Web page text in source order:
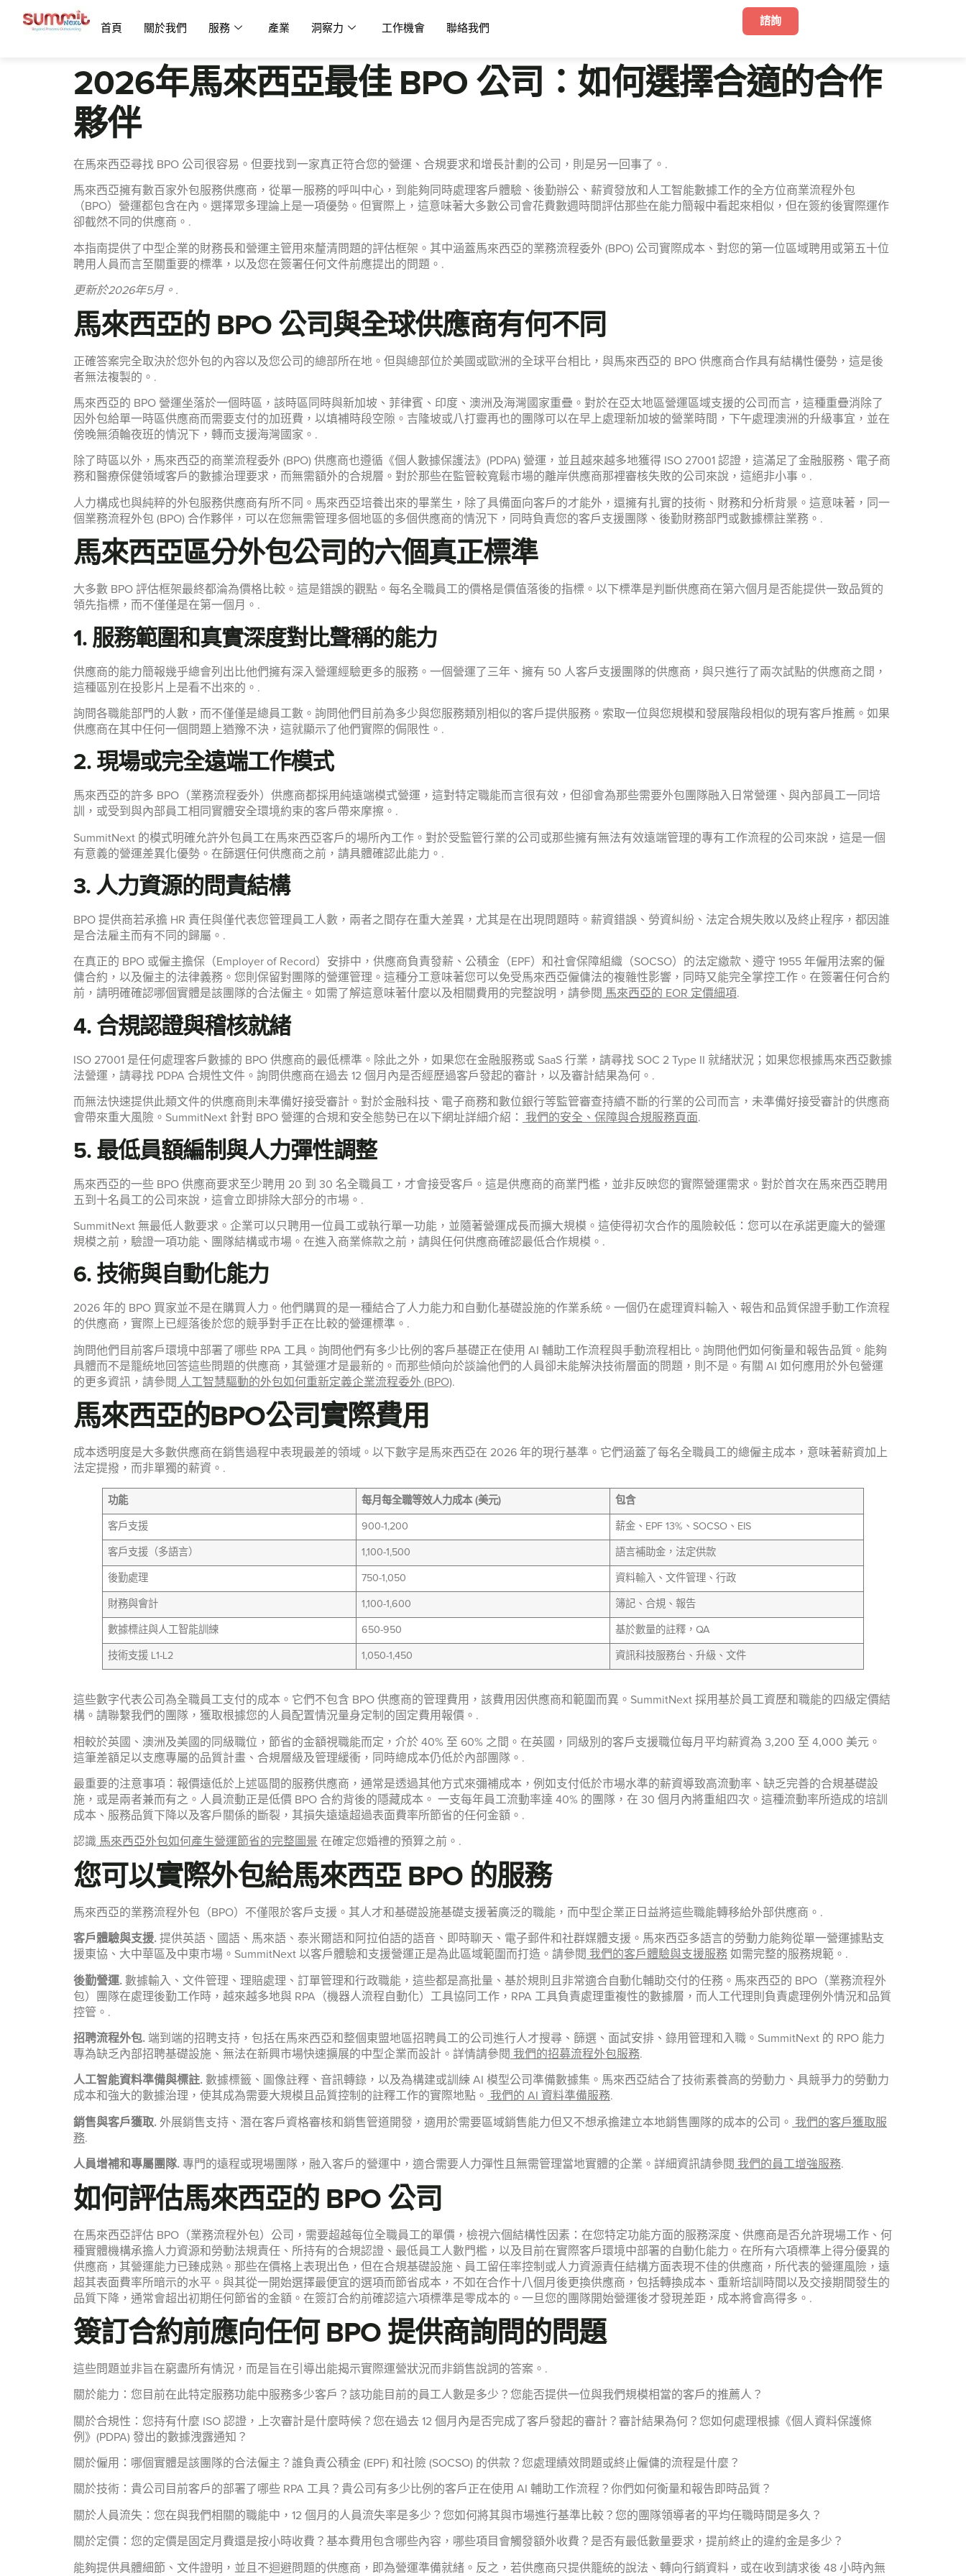
首頁 關於我們 服務 產業 洞察力 工作機會 聯絡我們
諮詢
2026年馬來西亞最佳 BPO 公司：如何選擇合適的合作
夥伴
在馬來西亞尋找 BPO 公司很容易。但要找到一家真正符合您的營運、合規要求和增長計劃的公司，則是另一回事了。.
馬來西亞擁有數百家外包服務供應商，從單一服務的呼叫中心，到能夠同時處理客戶體驗、後勤辦公、薪資發放和人工智能數據工作的全方位商業流程外包
（BPO）營運都包含在內。選擇眾多理論上是一項優勢。但實際上，這意味著大多數公司會花費數週時間評估那些在能力簡報中看起來相似，但在簽約後實際運作
卻截然不同的供應商。.
本指南提供了中型企業的財務長和營運主管用來釐清問題的評估框架。其中涵蓋馬來西亞的業務流程委外 (BPO) 公司實際成本、對您的第一位區域聘用或第五十位
聘用人員而言至關重要的標準，以及您在簽署任何文件前應提出的問題。.
更新於2026年5月。.
馬來西亞的 BPO 公司與全球供應商有何不同
正確答案完全取決於您外包的內容以及您公司的總部所在地。但與總部位於美國或歐洲的全球平台相比，與馬來西亞的 BPO 供應商合作具有結構性優勢，這是後
者無法複製的。.
馬來西亞的 BPO 營運坐落於一個時區，該時區同時與新加坡、菲律賓、印度、澳洲及海灣國家重疊。對於在亞太地區營運區域支援的公司而言，這種重疊消除了
因外包給單一時區供應商而需要支付的加班費，以填補時段空隙。吉隆坡或八打靈再也的團隊可以在早上處理新加坡的營業時間，下午處理澳洲的升級事宜，並在
傍晚無須輪夜班的情況下，轉而支援海灣國家。.
除了時區以外，馬來西亞的商業流程委外 (BPO) 供應商也遵循《個人數據保護法》(PDPA) 營運，並且越來越多地獲得 ISO 27001 認證，這滿足了金融服務、電子商
務和醫療保健領域客戶的數據治理要求，而無需額外的合規層。對於那些在監管較寬鬆市場的離岸供應商那裡審核失敗的公司來說，這絕非小事。.
人力構成也與純粹的外包服務供應商有所不同。馬來西亞培養出來的畢業生，除了具備面向客戶的才能外，還擁有扎實的技術、財務和分析背景。這意味著，同一
個業務流程外包 (BPO) 合作夥伴，可以在您無需管理多個地區的多個供應商的情況下，同時負責您的客戶支援團隊、後勤財務部門或數據標註業務。.
馬來西亞區分外包公司的六個真正標準
大多數 BPO 評估框架最終都淪為價格比較。這是錯誤的觀點。每名全職員工的價格是價值落後的指標。以下標準是判斷供應商在第六個月是否能提供一致品質的
領先指標，而不僅僅是在第一個月。.
1. 服務範圍和真實深度對比聲稱的能力
供應商的能力簡報幾乎總會列出比他們擁有深入營運經驗更多的服務。一個營運了三年、擁有 50 人客戶支援團隊的供應商，與只進行了兩次試點的供應商之間，
這種區別在投影片上是看不出來的。.
詢問各職能部門的人數，而不僅僅是總員工數。詢問他們目前為多少與您服務類別相似的客戶提供服務。索取一位與您規模和發展階段相似的現有客戶推薦。如果
供應商在其中任何一個問題上猶豫不決，這就顯示了他們實際的侷限性。.
2. 現場或完全遠端工作模式
馬來西亞的許多 BPO（業務流程委外）供應商都採用純遠端模式營運，這對特定職能而言很有效，但卻會為那些需要外包團隊融入日常營運、與內部員工一同培
訓，或受到與內部員工相同實體安全環境約束的客戶帶來摩擦。.
SummitNext 的模式明確允許外包員工在馬來西亞客戶的場所內工作。對於受監管行業的公司或那些擁有無法有效遠端管理的專有工作流程的公司來說，這是一個
有意義的營運差異化優勢。在篩選任何供應商之前，請具體確認此能力。.
3. 人力資源的問責結構
BPO 提供商若承擔 HR 責任與僅代表您管理員工人數，兩者之間存在重大差異，尤其是在出現問題時。薪資錯誤、勞資糾紛、法定合規失敗以及終止程序，都因誰
是合法雇主而有不同的歸屬。.
在真正的 BPO 或僱主擔保（Employer of Record）安排中，供應商負責發薪、公積金（EPF）和社會保障組織（SOCSO）的法定繳款、遵守 1955 年僱用法案的僱
傭合約，以及僱主的法律義務。您則保留對團隊的營運管理。這種分工意味著您可以免受馬來西亞僱傭法的複雜性影響，同時又能完全掌控工作。在簽署任何合約
前，請明確確認哪個實體是該團隊的合法僱主。如需了解這意味著什麼以及相關費用的完整說明，請參閱 馬來西亞的 EOR 定價細項.
4. 合規認證與稽核就緒
ISO 27001 是任何處理客戶數據的 BPO 供應商的最低標準。除此之外，如果您在金融服務或 SaaS 行業，請尋找 SOC 2 Type II 就緒狀況；如果您根據馬來西亞數據
法營運，請尋找 PDPA 合規性文件。詢問供應商在過去 12 個月內是否經歷過客戶發起的審計，以及審計結果為何。.
而無法快速提供此類文件的供應商則未準備好接受審計。對於金融科技、電子商務和數位銀行等監管審查持續不斷的行業的公司而言，未準備好接受審計的供應商
會帶來重大風險。SummitNext 針對 BPO 營運的合規和安全態勢已在以下網址詳細介紹：
我們的安全、保障與合規服務頁面.
5. 最低員額編制與人力彈性調整
馬來西亞的一些 BPO 供應商要求至少聘用 20 到 30 名全職員工，才會接受客戶。這是供應商的商業門檻，並非反映您的實際營運需求。對於首次在馬來西亞聘用
五到十名員工的公司來說，這會立即排除大部分的市場。.
SummitNext 無最低人數要求。企業可以只聘用一位員工或執行單一功能，並隨著營運成長而擴大規模。這使得初次合作的風險較低：您可以在承諾更龐大的營運
規模之前，驗證一項功能、團隊結構或市場。在進入商業條款之前，請與任何供應商確認最低合作規模。.
6. 技術與自動化能力
2026 年的 BPO 買家並不是在購買人力。他們購買的是一種結合了人力能力和自動化基礎設施的作業系統。一個仍在處理資料輸入、報告和品質保證手動工作流程
的供應商，實際上已經落後於您的競爭對手正在比較的營運標準。.
詢問他們目前客戶環境中部署了哪些 RPA 工具。詢問他們有多少比例的客戶基礎正在使用 AI 輔助工作流程與手動流程相比。詢問他們如何衡量和報告品質。能夠
具體而不是籠統地回答這些問題的供應商，其營運才是最新的。而那些傾向於談論他們的人員卻未能解決技術層面的問題，則不是。有關 AI 如何應用於外包營運
的更多資訊，請參閱 人工智慧驅動的外包如何重新定義企業流程委外 (BPO).
馬來西亞的BPO公司實際費用
成本透明度是大多數供應商在銷售過程中表現最差的領域。以下數字是馬來西亞在 2026 年的現行基準。它們涵蓋了每名全職員工的總僱主成本，意味著薪資加上
法定提撥，而非單獨的薪資。.
功能 每月每全職等效人力成本 (美元) 包含
客戶支援 900-1,200 薪金、EPF 13%、SOCSO、EIS
客戶支援（多語言） 1,100-1,500 語言補助金，法定供款
後勤處理 750-1,050 資料輸入、文件管理、行政
財務與會計 1,100-1,600 簿記、合規、報告
數據標註與人工智能訓練 650-950 基於數量的註釋，QA
技術支援 L1-L2 1,050-1,450 資訊科技服務台、升級、文件
這些數字代表公司為全職員工支付的成本。它們不包含 BPO 供應商的管理費用，該費用因供應商和範圍而異。SummitNext 採用基於員工資歷和職能的四級定價結
構。請聯繫我們的團隊，獲取根據您的人員配置情況量身定制的固定費用報價。.
相較於英國、澳洲及美國的同級職位，節省的金額視職能而定，介於 40% 至 60% 之間。在英國，同級別的客戶支援職位每月平均薪資為 3,200 至 4,000 美元。
這筆差額足以支應專屬的品質計畫、合規層級及管理緩衝，同時總成本仍低於內部團隊。.
最重要的注意事項：報價遠低於上述區間的服務供應商，通常是透過其他方式來彌補成本，例如支付低於市場水準的薪資導致高流動率、缺乏完善的合規基礎設
施，或是兩者兼而有之。人員流動正是低價 BPO 合約背後的隱藏成本。 一支每年員工流動率達 40% 的團隊，在 30 個月內將重組四次。這種流動率所造成的培訓
成本、服務品質下降以及客戶關係的斷裂，其損失遠遠超過表面費率所節省的任何金額。.
認識 馬來西亞外包如何產生營運節省的完整圖景 在確定您婚禮的預算之前。.
您可以實際外包給馬來西亞 BPO 的服務
馬來西亞的業務流程外包（BPO）不僅限於客戶支援。其人才和基礎設施基礎支援著廣泛的職能，而中型企業正日益將這些職能轉移給外部供應商。.
客戶體驗與支援. 提供英語、國語、馬來語、泰米爾語和阿拉伯語的語音、即時聊天、電子郵件和社群媒體支援。馬來西亞多語言的勞動力能夠從單一營運據點支
援東協、大中華區及中東市場。SummitNext 以客戶體驗和支援營運正是為此區域範圍而打造。請參閱 我們的客戶體驗與支援服務 如需完整的服務規範。.
後勤營運. 數據輸入、文件管理、理賠處理、訂單管理和行政職能，這些都是高批量、基於規則且非常適合自動化輔助交付的任務。馬來西亞的 BPO（業務流程外
包）團隊在處理後勤工作時，越來越多地與 RPA（機器人流程自動化）工具協同工作，RPA 工具負責處理重複性的數據層，而人工代理則負責處理例外情況和品質
控管。.
招聘流程外包. 端到端的招聘支持，包括在馬來西亞和整個東盟地區招聘員工的公司進行人才搜尋、篩選、面試安排、錄用管理和入職。SummitNext 的 RPO 能力
專為缺乏內部招聘基礎設施、無法在新興市場快速擴展的中型企業而設計。詳情請參閱 我們的招募流程外包服務.
人工智能資料準備與標註. 數據標籤、圖像註釋、音訊轉錄，以及為構建或訓練 AI 模型公司準備數據集。馬來西亞結合了技術素養高的勞動力、具競爭力的勞動力
成本和強大的數據治理，使其成為需要大規模且品質控制的註釋工作的實際地點。 我們的 AI 資料準備服務.
銷售與客戶獲取. 外展銷售支持、潛在客戶資格審核和銷售管道開發，適用於需要區域銷售能力但又不想承擔建立本地銷售團隊的成本的公司。 我們的客戶獲取服
務.
人員增補和專屬團隊. 專門的遠程或現場團隊，融入客戶的營運中，適合需要人力彈性且無需管理當地實體的企業。詳細資訊請參閱 我們的員工增強服務.
如何評估馬來西亞的 BPO 公司
在馬來西亞評估 BPO（業務流程外包）公司，需要超越每位全職員工的單價，檢視六個結構性因素：在您特定功能方面的服務深度、供應商是否允許現場工作、何
種實體機構承擔人力資源和勞動法規責任、所持有的合規認證、最低員工人數門檻，以及目前在實際客戶環境中部署的自動化能力。在所有六項標準上得分優異的
供應商，其營運能力已臻成熟。那些在價格上表現出色，但在合規基礎設施、員工留任率控制或人力資源責任結構方面表現不佳的供應商，所代表的營運風險，遠
超其表面費率所暗示的水平。與其從一開始選擇最便宜的選項而節省成本，不如在合作十八個月後更換供應商，包括轉換成本、重新培訓時間以及交接期間發生的
品質下降，通常會超出初期任何節省的金額。在簽訂合約前確認這六項標準是零成本的。一旦您的團隊開始營運後才發現差距，成本將會高得多。.
簽訂合約前應向任何 BPO 提供商詢問的問題
這些問題並非旨在窮盡所有情況，而是旨在引導出能揭示實際運營狀況而非銷售說詞的答案。.
關於能力：您目前在此特定服務功能中服務多少客戶？該功能目前的員工人數是多少？您能否提供一位與我們規模相當的客戶的推薦人？
關於合規性：您持有什麼 ISO 認證，上次審計是什麼時候？您在過去 12 個月內是否完成了客戶發起的審計？審計結果為何？您如何處理根據《個人資料保護條
例》(PDPA) 發出的數據洩露通知？
關於僱用：哪個實體是該團隊的合法僱主？誰負責公積金 (EPF) 和社險 (SOCSO) 的供款？您處理績效問題或終止僱傭的流程是什麼？
關於技術：貴公司目前客戶的部署了哪些 RPA 工具？貴公司有多少比例的客戶正在使用 AI 輔助工作流程？你們如何衡量和報告即時品質？
關於人員流失：您在與我們相關的職能中，12 個月的人員流失率是多少？您如何將其與市場進行基準比較？您的團隊領導者的平均任職時間是多久？
關於定價：您的定價是固定月費還是按小時收費？基本費用包含哪些內容，哪些項目會觸發額外收費？是否有最低數量要求，提前終止的違約金是多少？
能夠提供具體細節、文件證明，並且不迴避問題的供應商，即為營運準備就緒。反之，若供應商只提供籠統的說法、轉向行銷資料，或在收到請求後 48 小時內無